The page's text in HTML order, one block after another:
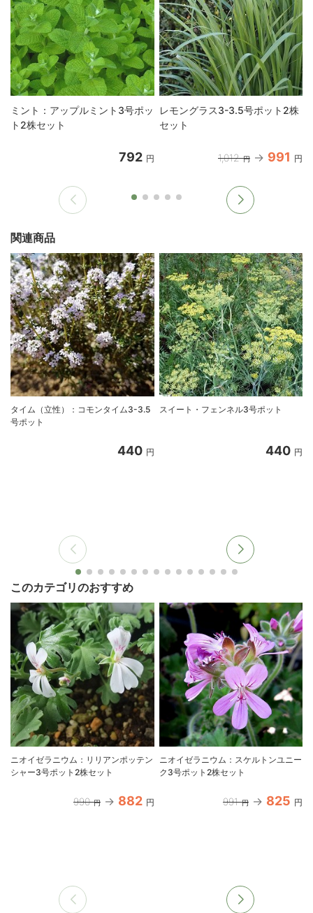
ミント：アップルミント3号ポッ
ト2株セット
792 円
レモングラス3-3.5号ポット2株
セット
1,012 円 991 円
関連商品
タイム（立性）：コモンタイム3-3.5
号ポット
440 円
スイート・フェンネル3号ポット
440 円
このカテゴリのおすすめ
ニオイゼラニウム：リリアンポッテン
シャー3号ポット2株セット
990 円 882 円
ニオイゼラニウム：スケルトンユニー
ク3号ポット2株セット
991 円 825 円